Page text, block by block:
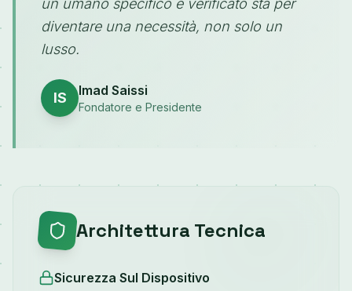
un umano specifico e verificato sta per
diventare una necessità, non solo un
lusso.
IS Imad Saissi
Fondatore e Presidente
Architettura Tecnica
Sicurezza Sul Dispositivo